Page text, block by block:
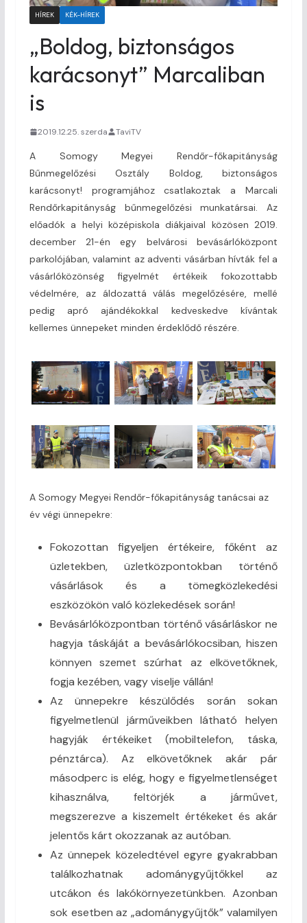
HÍREK KÉK-HÍREK
„Boldog, biztonságos
karácsonyt” Marcaliban
is
2019.12.25. szerda TaviTV
A Somogy Megyei Rendőr-főkapitányság
Bűnmegelőzési Osztály Boldog, biztonságos
karácsonyt! programjához csatlakoztak a Marcali
Rendőrkapitányság bűnmegelőzési munkatársai. Az
előadók a helyi középiskola diákjaival közösen 2019.
december 21-én egy belvárosi bevásárlóközpont
parkolójában, valamint az adventi vásárban hívták fel a
vásárlóközönség figyelmét értékeik fokozottabb
védelmére, az áldozattá válás megelőzésére, mellé
pedig apró ajándékokkal kedveskedve kívántak
kellemes ünnepeket minden érdeklődő részére.
A Somogy Megyei Rendőr-főkapitányság tanácsai az
év végi ünnepekre:
Fokozottan figyeljen értékeire, főként az
üzletekben, üzletközpontokban történő
vásárlások és a tömegközlekedési
eszközökön való közlekedések során!
Bevásárlóközpontban történő vásárláskor ne
hagyja táskáját a bevásárlókocsiban, hiszen
könnyen szemet szúrhat az elkövetőknek,
fogja kezében, vagy viselje vállán!
Az ünnepekre készülődés során sokan
figyelmetlenül járműveikben látható helyen
hagyják értékeiket (mobiltelefon, táska,
pénztárca). Az elkövetőknek akár pár
másodperc is elég, hogy e figyelmetlenséget
kihasználva, feltörjék a járművet,
megszerezve a kiszemelt értékeket és akár
jelentős kárt okozzanak az autóban.
Az ünnepek közeledtével egyre gyakrabban
találkozhatnak adománygyűjtőkkel az
utcákon és lakókörnyezetünkben. Azonban
sok esetben az „adománygyűjtők” valamilyen